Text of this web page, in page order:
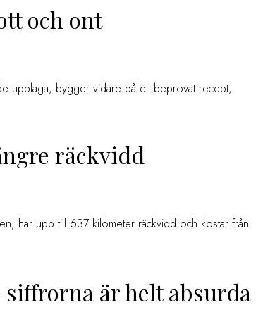
och ont
upplaga, bygger vidare på ett beprövat recept,
räckvidd
har upp till 637 kilometer räckvidd och kostar från
är helt absurda